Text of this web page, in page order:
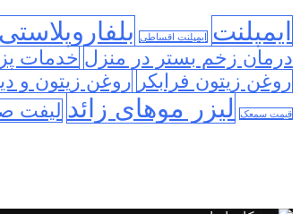
ایمپلنت ایمپلنت اقساطی بلفاروپلاستی
درمان زخم بستر در منزل خدمات
روغن زیتون فرابکر روغن زیتون و
قیمت سمعک لیزر موهای زائد لیفت